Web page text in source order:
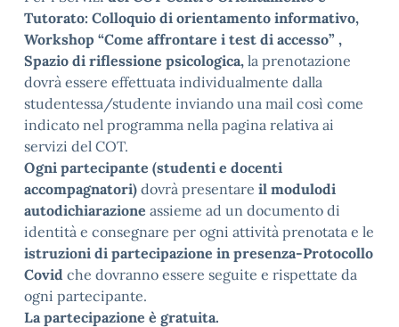
Tutorato: Colloquio di orientamento informativo,
Workshop “Come affrontare i test di accesso” ,
Spazio di riflessione psicologica, la prenotazione
dovrà essere effettuata individualmente dalla
studentessa/studente inviando una mail così come
indicato nel programma nella pagina relativa ai
servizi del COT.
Ogni partecipante (studenti e docenti
accompagnatori) dovrà presentare il modulodi
autodichiarazione assieme ad un documento di
identità e consegnare per ogni attività prenotata e le
istruzioni di partecipazione in presenza-Protocollo
Covid che dovranno essere seguite e rispettate da
ogni partecipante.
La partecipazione è gratuita.